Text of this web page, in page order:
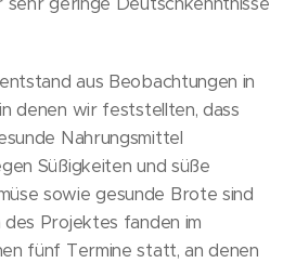
aus Beobachtungen in
denen wir feststellten, dass
Nahrungsmittel
Süßigkeiten und süße
sowie gesunde Brote sind
Projektes fanden im
fünf Termine statt, an denen